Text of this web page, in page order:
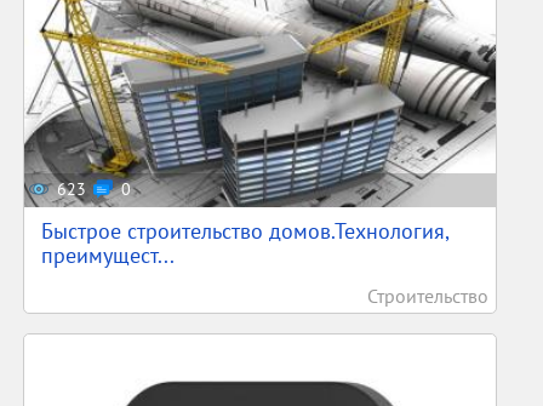
623 0
Быстрое строительство домов.Технология,
преимущест...
Строительство